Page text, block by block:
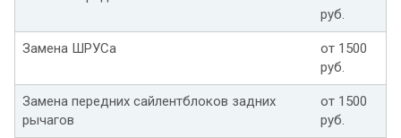
руб.
Замена ШРУСа
от 1500
руб.
Замена передних сайлентблоков задних
рычагов
от 1500
руб.